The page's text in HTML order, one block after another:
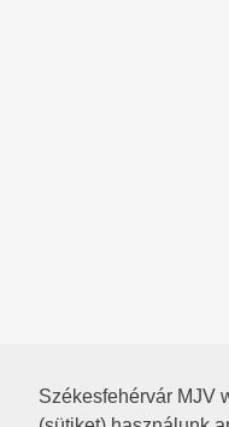
Székesfehérvár MJV